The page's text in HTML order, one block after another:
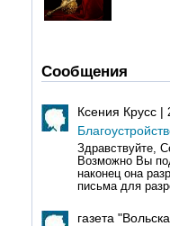
Сообщения
Ксения Крусс |
Здравствуйте,
Возможно Вы
наконец она
письма для
газета